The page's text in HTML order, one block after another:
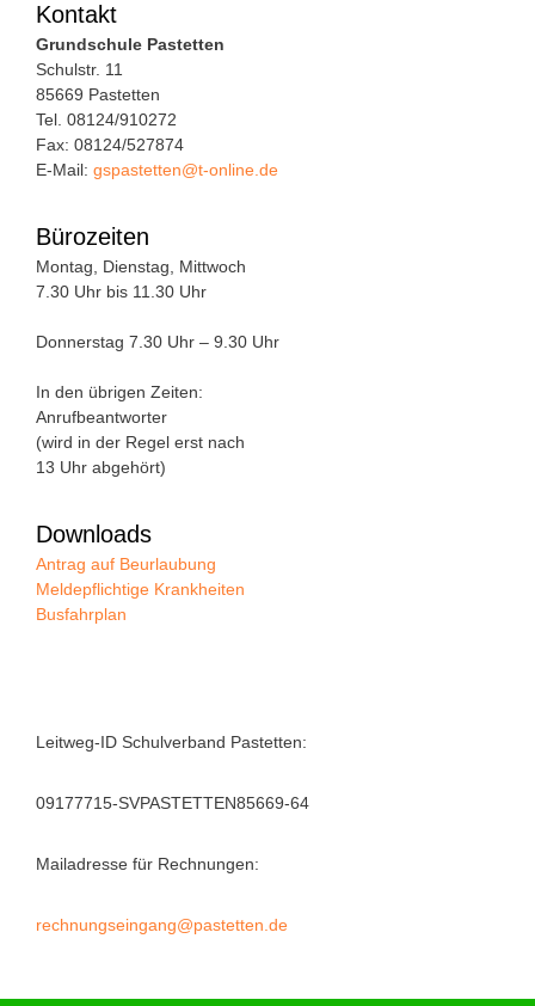
Kontakt
Grundschule Pastetten
Schulstr. 11
85669 Pastetten
Tel. 08124/910272
Fax: 08124/527874
E-Mail: gspastetten@t-online.de
Bürozeiten
Montag, Dienstag, Mittwoch
7.30 Uhr bis 11.30 Uhr
Donnerstag 7.30 Uhr – 9.30 Uhr
In den übrigen Zeiten:
Anrufbeantworter
(wird in der Regel erst nach
13 Uhr abgehört)
Downloads
Antrag auf Beurlaubung
Meldepflichtige Krankheiten
Busfahrplan
Leitweg-ID Schulverband Pastetten:
09177715-SVPASTETTEN85669-64
Mailadresse für Rechnungen:
rechnungseingang@pastetten.de